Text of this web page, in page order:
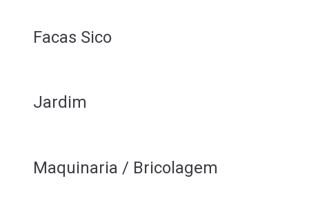
Facas Sico
Jardim
Maquinaria / Bricolagem